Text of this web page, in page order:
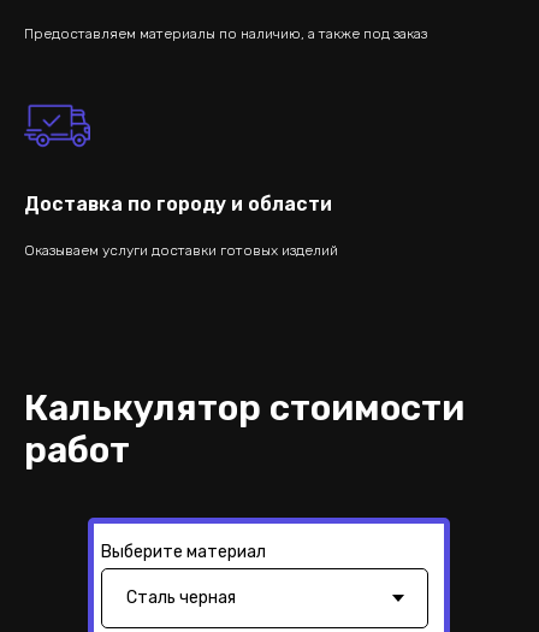
Предоставляем материалы по наличию, а также под заказ
Доставка по городу и области
Оказываем услуги доставки готовых изделий
Калькулятор стоимости
работ
Выберите материал